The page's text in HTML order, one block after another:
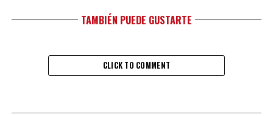
TAMBIÉN PUEDE GUSTARTE
CLICK TO COMMENT